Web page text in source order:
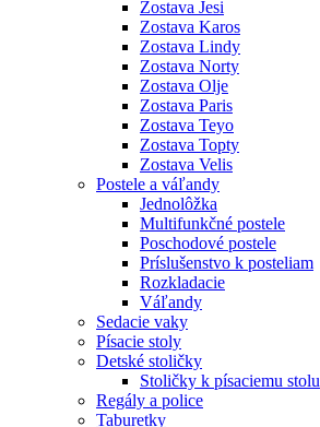
Zostava Jesi
Zostava Karos
Zostava Lindy
Zostava Norty
Zostava Olje
Zostava Paris
Zostava Teyo
Zostava Topty
Zostava Velis
Postele a váľandy
Jednolôžka
Multifunkčné postele
Poschodové postele
Príslušenstvo k posteliam
Rozkladacie
Váľandy
Sedacie vaky
Písacie stoly
Detské stoličky
Stoličky k písaciemu stolu
Regály a police
Taburetky